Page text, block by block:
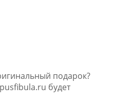
подарок?
будет